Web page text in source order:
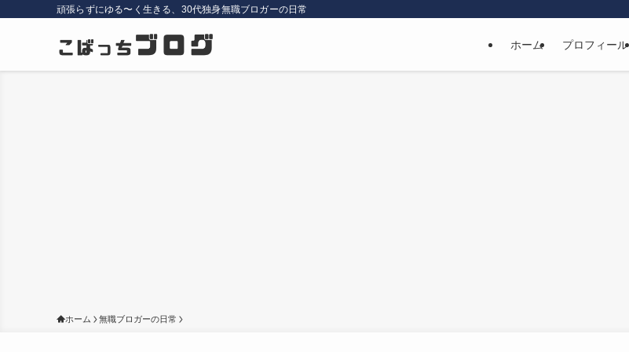
頑張らずにゆる〜く生きる、30代独身無職ブロガーの日常
ホーム プロフィール
ホーム 無職ブロガーの日常